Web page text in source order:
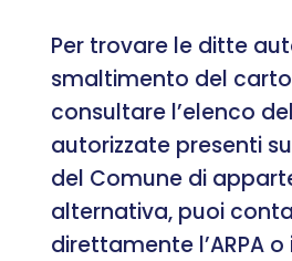
Per trovare le ditte
smaltimento del
consultare l’elenco
autorizzate presenti
del Comune di
alternativa, puoi
direttamente l’ARPA